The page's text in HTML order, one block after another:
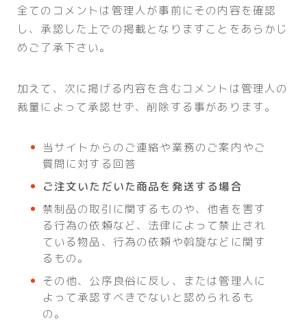
全てのコメントは管理人が事前にその内容を確認
し、承認した上での掲載となりますことをあらかじ
めご了承下さい。
加えて、次に掲げる内容を含むコメントは管理人の
裁量によって承認せず、削除する事があります。
当サイトからのご連絡や業務のご案内やご
質問に対する回答
ご注文いただいた商品を発送する場合
禁制品の取引に関するものや、他者を害す
る行為の依頼など、法律によって禁止され
ている物品、行為の依頼や斡旋などに関す
るもの。
その他、公序良俗に反し、または管理人に
よって承認すべきでないと認められるも
の。